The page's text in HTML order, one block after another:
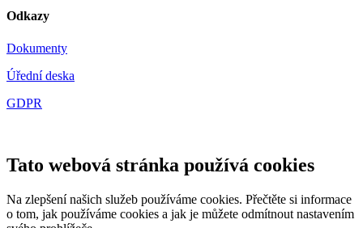
Odkazy
Dokumenty
Úřední deska
GDPR
Tato webová stránka používá cookies
Na zlepšení našich služeb používáme cookies. Přečtěte si informace
o tom, jak používáme cookies a jak je můžete odmítnout nastavením